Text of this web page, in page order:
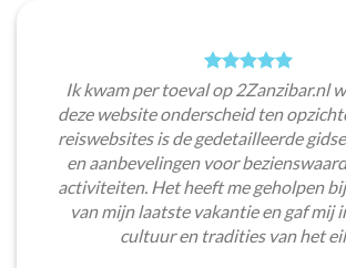
Ik kwam per toeval op 2Zanzibar.nl
deze website onderscheid ten
reiswebsites is de gedetailleerde
en aanbevelingen voor
activiteiten. Het heeft me geholpen
van mijn laatste vakantie en gaf mij
cultuur en tradities van het